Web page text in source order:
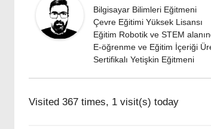
Bilgisayar Bilimleri Eğitmeni
Çevre Eğitimi Yüksek Lisansı
Eğitim Robotik ve STEM
E-öğrenme ve Eğitim İçeriği
Sertifikalı Yetişkin Eğitmeni
Visited 367 times, 1 visit(s) today